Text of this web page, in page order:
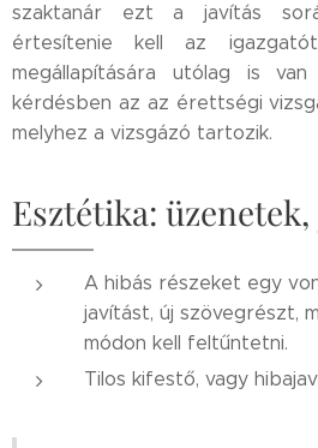
szaktanár ezt a javítás
értesítenie kell az
megállapítására utólag is
kérdésben az az érettségi
melyhez a vizsgázó tartozik.
Esztétika:
A hibás részeket egy
javítást, új szövegrészt,
módon kell feltűntetni.
Tilos kifestő, vagy